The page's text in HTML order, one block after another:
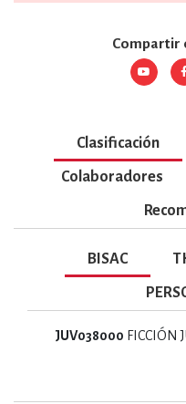
Compartir
Clasificación
Colaboradores
BISAC
JUV038000 FICCIÓN